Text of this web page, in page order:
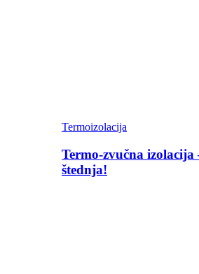
Termoizolacija
Termo-zvučna izolacija
štednja!